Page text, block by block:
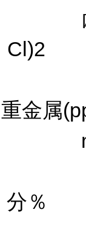
Cl)2
重金属
分